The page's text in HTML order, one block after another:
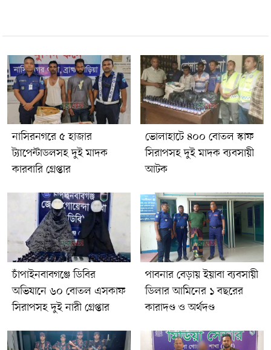
শেখ (৪০) নামে এক ব্যক্তিকে ১ মাসের বিনাশ্রম কারাদণ্ড এবং ১০০ টাকা
অর্থদণ্ড প্রদান করা হয়।হরযত আলী শেখ উপজেলার কাপাইস এলাকার
হরমুজ আলী শেখের ছেলে।অভিযান পরিচালনার সময় প্রসিকিউটর
হিসেবে উপস্থিত ছিলেন কালীগঞ্জ থানার এএসআই কাজী ফিরোজ উদ্দিন
এবং বেঞ্চ সহকারী হিসেবে দায়িত্ব পালন করেন মো. আলামিন ভূইয়া।
উপজেলা নির্বাহী অফিসার এটিএম কামরুল ইসলাম জানান, কালীগঞ্জকে
মাদকমুক্ত করতে প্রশাসনের অভিযান অব্যাহত থাকবে। মাদক সেবন,
বিক্রি ও সহযোগিতার সঙ্গে জড়িত কাউকেই ছাড় দেওয়া হবে না।
নাসিরনগরে ৫ হাজার
ট্যাপেন্টাডলসহ দুই মাদক
কারবারি গ্রেপ্তার
ভোলাহাটে ৪০০ বোতল স্কাফ
সিরাপসহ দুই মাদক ব্যবসায়ী
আটক
চাঁপাইনবাবগঞ্জে ডিবির
অভিযানে ৬০ বোতল এসকাফ
সিরাপসহ দুই নারী গ্রেপ্তার
পাবনার বেড়ায় ইয়াবা ব্যবসায়ী
ডিলার আমিনের ১ বছরের
কারাদণ্ড ও অর্থদণ্ড